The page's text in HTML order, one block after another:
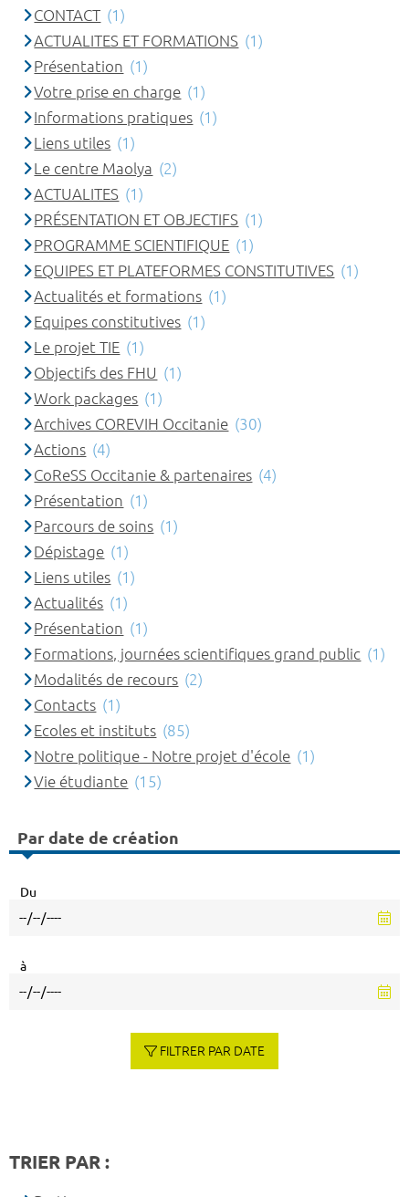
CONTACT (1)
ACTUALITES ET FORMATIONS (1)
Présentation (1)
Votre prise en charge (1)
Informations pratiques (1)
Liens utiles (1)
Le centre Maolya (2)
ACTUALITES (1)
PRÉSENTATION ET OBJECTIFS (1)
PROGRAMME SCIENTIFIQUE (1)
EQUIPES ET PLATEFORMES CONSTITUTIVES (1)
Actualités et formations (1)
Equipes constitutives (1)
Le projet TIE (1)
Objectifs des FHU (1)
Work packages (1)
Archives COREVIH Occitanie (30)
Actions (4)
CoReSS Occitanie & partenaires (4)
Présentation (1)
Parcours de soins (1)
Dépistage (1)
Liens utiles (1)
Actualités (1)
Présentation (1)
Formations, journées scientifiques grand public (1)
Modalités de recours (2)
Contacts (1)
Ecoles et instituts (85)
Notre politique - Notre projet d'école (1)
Vie étudiante (15)
Par date de création
Du
à
FILTRER PAR DATE
TRIER PAR :